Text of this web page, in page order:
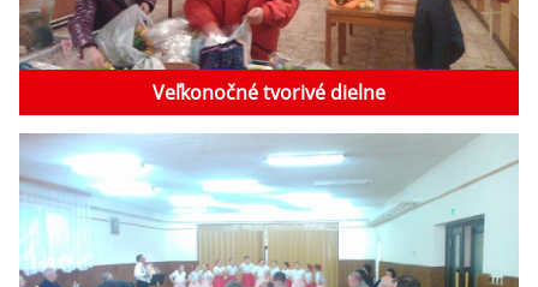
Veľkonočné tvorivé dielne